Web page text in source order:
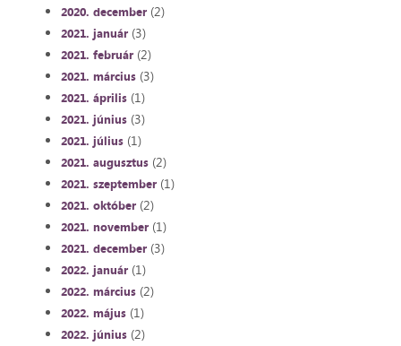
2020. december(2)
2021. január(3)
2021. február(2)
2021. március(3)
2021. április(1)
2021. június(3)
2021. július(1)
2021. augusztus(2)
2021. szeptember(1)
2021. október(2)
2021. november(1)
2021. december(3)
2022. január(1)
2022. március(2)
2022. május(1)
2022. június(2)